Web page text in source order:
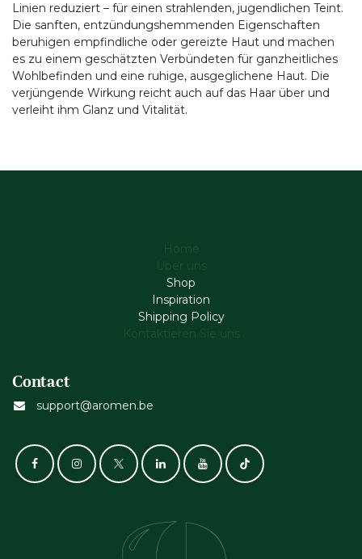
Linien reduziert – für einen strahlenden, jugendlichen Teint.
Die sanften, entzündungshemmenden Eigenschaften
beruhigen empfindliche oder gereizte Haut und machen
es zu einem geschätzten Verbündeten für ganzheitliches
Wohlbefinden und eine ruhige, ausgeglichene Haut. Die
verjüngende Wirkung reicht auch auf das Haar über und
verleiht ihm Glanz und Vitalität.
Home
Über uns
Shop
Inspiration
Shipping Policy
Kontaktieren Sie uns
Contact
support@aromen.be